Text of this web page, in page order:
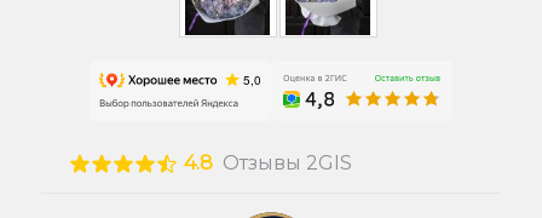
4.8 Отзывы 2GIS